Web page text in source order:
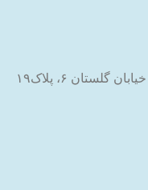
۶، پلاک۱۹